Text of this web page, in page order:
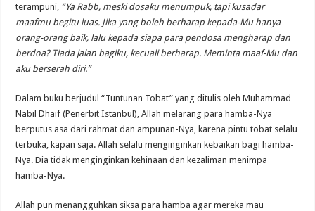
terampuni, “Ya Rabb, meski dosaku menumpuk, tapi kusadar
maafmu begitu luas. Jika yang boleh berharap kepada-Mu hanya
orang-orang baik, lalu kepada siapa para pendosa mengharap dan
berdoa? Tiada jalan bagiku, kecuali berharap. Meminta maaf-Mu dan
aku berserah diri.”
Dalam buku berjudul “Tuntunan Tobat” yang ditulis oleh Muhammad
Nabil Dhaif (Penerbit Istanbul), Allah melarang para hamba-Nya
berputus asa dari rahmat dan ampunan-Nya, karena pintu tobat selalu
terbuka, kapan saja. Allah selalu menginginkan kebaikan bagi hamba-
Nya. Dia tidak menginginkan kehinaan dan kezaliman menimpa
hamba-Nya.
Allah pun menangguhkan siksa para hamba agar mereka mau